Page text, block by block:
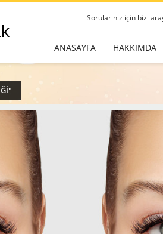
Sorularınız için bizi
ANASAYFA HAKKIMDA